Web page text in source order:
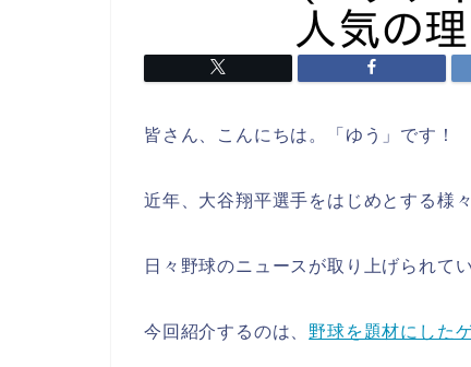
皆さん、こんにちは。「ゆう」です！
近年、大谷翔平選手をはじめとする様
日々野球のニュースが取り上げられてい
今回紹介するのは、 野球を題材にした